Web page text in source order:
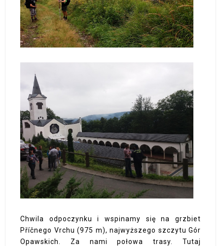
Chwila odpoczynku i wspinamy się na grzbiet
Příčnego Vrchu (975 m), najwyższego szczytu Gór
Opawskich. Za nami połowa trasy. Tutaj